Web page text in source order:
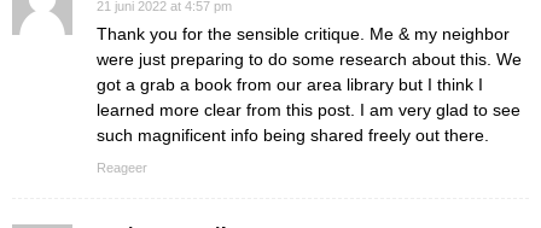
21 juni 2022 at 4:57 pm
Thank you for the sensible critique. Me & my neighbor
were just preparing to do some research about this. We
got a grab a book from our area library but I think I
learned more clear from this post. I am very glad to see
such magnificent info being shared freely out there.
Reageer